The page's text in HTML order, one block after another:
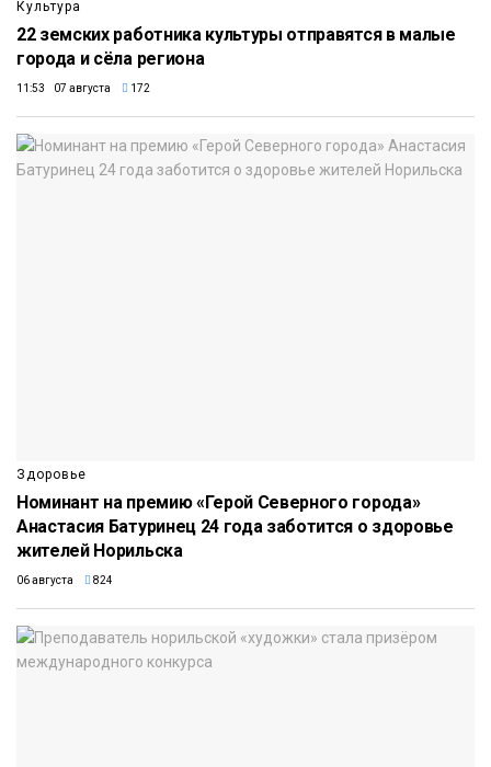
Культура
22 земских работника культуры отправятся в малые
города и сёла региона
11:53 07 августа 172
Здоровье
Номинант на премию «Герой Северного города»
Анастасия Батуринец 24 года заботится о здоровье
жителей Норильска
06 августа 824